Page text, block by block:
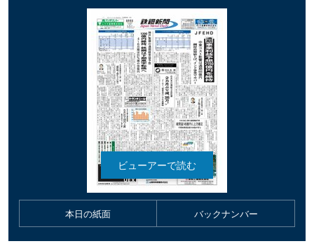
本日の紙面 バックナンバー